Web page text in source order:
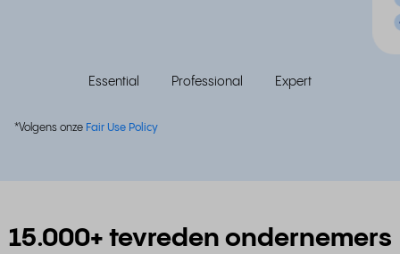
Essential Professional Expert
*Volgens onze Fair Use Policy
15.000+ tevreden ondernemers